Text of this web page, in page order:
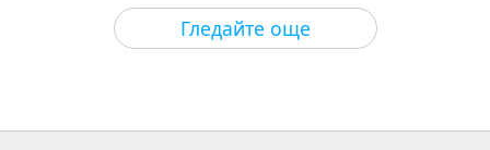
Гледайте още
Важните Новини 2026-08-05
22:27